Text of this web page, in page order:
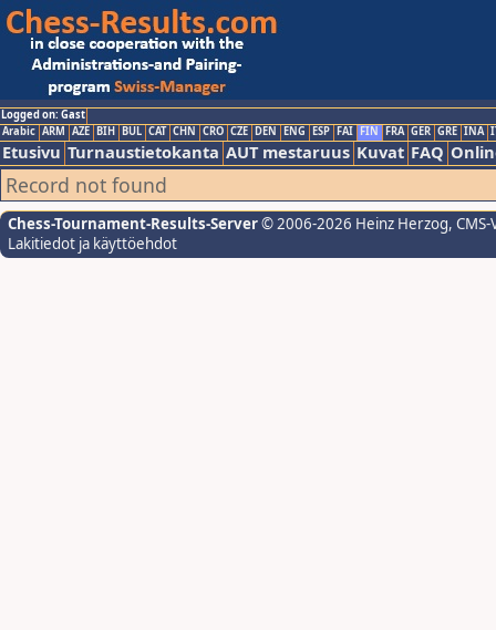
Logged on: Gast
Arabic ARM AZE BIH BUL CAT CHN CRO CZE DEN ENG ESP FAI FIN FRA GER GRE INA
Etusivu Turnaustietokanta AUT mestaruus Kuvat FAQ
Record not found
Chess-Tournament-Results-Server© 2006-2026 Heinz Herzog,
Lakitiedot ja käyttöehdot